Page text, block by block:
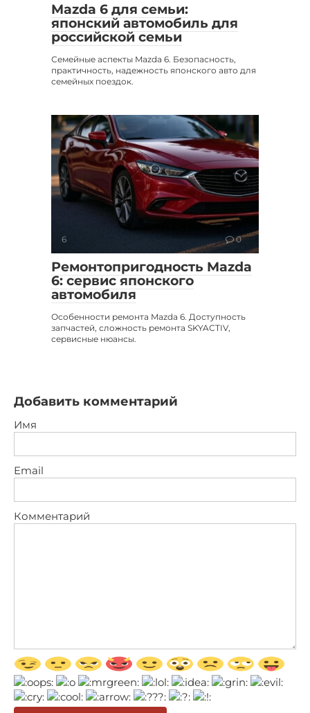
Mazda 6 для семьи:
японский автомобиль для
российской семьи
Семейные аспекты Mazda 6. Безопасность,
практичность, надежность японского авто для
семейных поездок.
6 0
Ремонтопригодность Mazda
6: сервис японского
автомобиля
Особенности ремонта Mazda 6. Доступность
запчастей, сложность ремонта SKYACTIV,
сервисные нюансы.
Добавить комментарий
Имя
Email
Комментарий